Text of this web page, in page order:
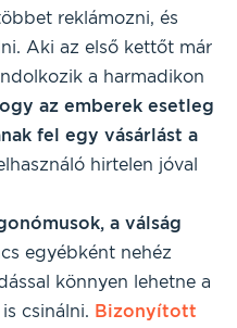
reklámozni, és
Aki az első kettőt már
a harmadikon
az emberek esetleg
fel egy vásárlást a
hirtelen jóval
a válság
egyébként nehéz
könnyen lehetne a
csinálni. Bizonyított